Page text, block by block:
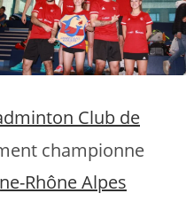
Club de
championne
Rhône Alpes